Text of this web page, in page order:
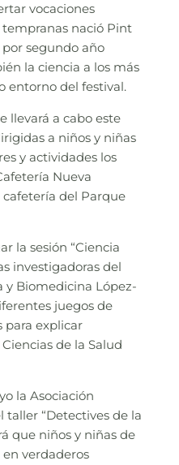
vocaciones
nació Pint
segundo año
la ciencia a los más
entorno del festival.
llevará a cabo este
a niños y niñas
y actividades los
Nueva
cafetería del Parque
la sesión “Ciencia
investigadoras del
y Biomedicina López-
juegos de
para explicar
de la Salud
la Asociación
taller “Detectives de la
que niños y niñas de
en verdaderos